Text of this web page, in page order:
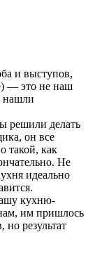
и выступов,
— это не наш
нашли
решили делать
он все
такой, как
Не
идеально
кухню-
им пришлось
результат